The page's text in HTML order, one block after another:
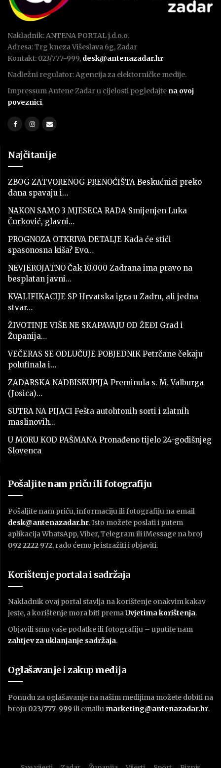
Nakladnik: ANTENA PORTAL j.d.o.o.
Adresa: Trg kneza Višeslava 6g, Zadar
Kontakt: 023/777-999, desk@antenazadar.hr
Nadležni regulator: Agencija za elektorničke medije.
Impressum Antene Zadar u cijelosti pogledajte na ovoj
poveznici.
Najčitanije
ZBOG ZATVORENOG PRENOĆIŠTA Beskućnici preko
dana spavaju i…
NAKON SAMO 3 MJESECA RADA Smijenjen Luka
Čurković, glavni…
PROGNOZA OTKRIVA DETALJE Kada će stići
spasonosna kiša? Evo…
NEVJEROJATNO Čak 10.000 Zadrana ima pravo na
besplatan javni…
KVALIFIKACIJE SP Hrvatska igra u Zadru, ali jedna
stvar…
ŽIVOTINJE VIŠE NE SKAPAVAJU OD ŽEĐI Grad i
Županija…
VEČERAS SE ODLUČUJE POBJEDNIK Petrčane čekaju
polufinala i…
ZADARSKA NADBISKUPIJA Preminula s. M. Valburga
(Josica)…
SUTRA NA PIJACI Fešta autohtonih sorti i zlatnih
maslinovih…
U MORU KOD PAŠMANA Pronađeno tijelo 24-godišnjeg
Slovenca
Pošaljite nam priču ili fotografiju
Pošaljite nam priču, informaciju ili fotografiju na email
desk@antenazadar.hr. Isto možete poslati i putem
aplikacija WhatsApp, Viber, Telegram ili iMessage na broj
092 2222 972, rado ćemo je istražiti i objaviti.
Korištenje portala i sadržaja
Nakladnik ovaj portal stavlja na korištenje onakvim kakav
jeste, a korištenje mora biti premaUvjetima korištenja.
Objavili smo vaše podatke ili fotografiju – uputite nam
zahtjev za uklanjanje sadržaja.
Oglašavanje i zakup medija
Ponudu za oglašavanje na našim medijima možete dobiti na
broju 023/777-999 ili emailu marketing@antenazadar.hr.